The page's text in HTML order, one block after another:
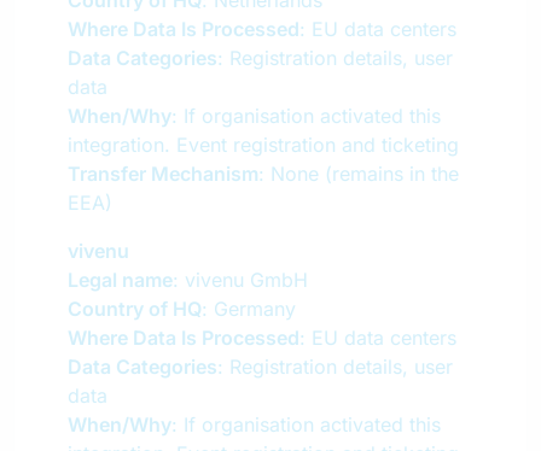
Where Data Is Processed: EU data centers
Data Categories: Registration details, user
data
When/Why: If organisation activated this
integration. Event registration and ticketing
Transfer Mechanism: None (remains in the
EEA)
vivenu
Legal name: vivenu GmbH
Country of HQ: Germany
Where Data Is Processed: EU data centers
Data Categories: Registration details, user
data
When/Why: If organisation activated this